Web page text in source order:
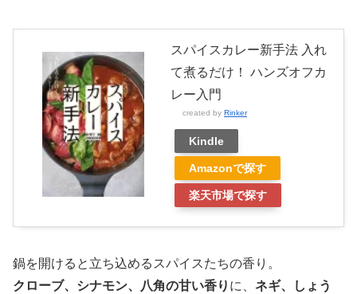
スパイスカレー新手法 入れ
て煮るだけ！ ハンズオフカ
レー入門
created by Rinker
Kindle
Amazonで探す
楽天市場で探す
鍋を開けると立ち込めるスパイスたちの香り。
クローブ、シナモン、八角の甘い香り に、 ネギ、しょう